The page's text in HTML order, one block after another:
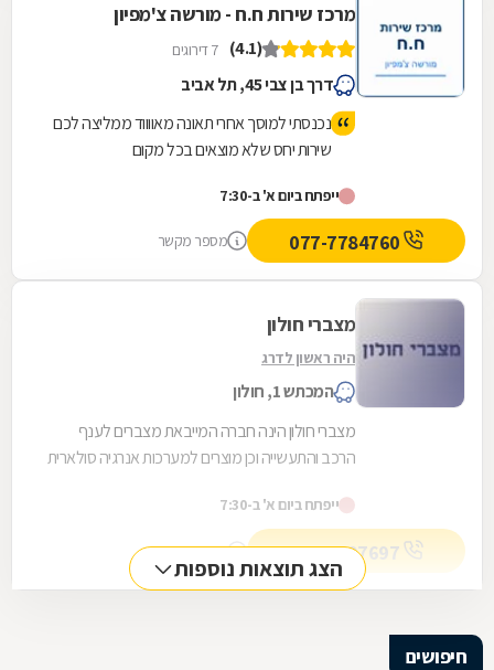
מרכז שירות ח.ח - מורשה צ'מפיון
(4.1) 7 דירוגים
דרך בן צבי 45, תל אביב
נכנסתי למוסך אחרי תאונה מאווווד ממליצה לכם
שירות יחס שלא מוצאים בכל מקום
ייפתח ביום א' ב-7:30
מספר מקשר
מצברי חולון
היה ראשון לדרג
המכתש 1, חולון
מצברי חולון הינה חברה המייבאת מצברים לענף
הרכב והתעשייה וכן מוצרים למערכות אנרגיה סולארית
ייפתח ביום א' ב-7:30
מספר מקשר
הצג תוצאות נוספות
חיפושים